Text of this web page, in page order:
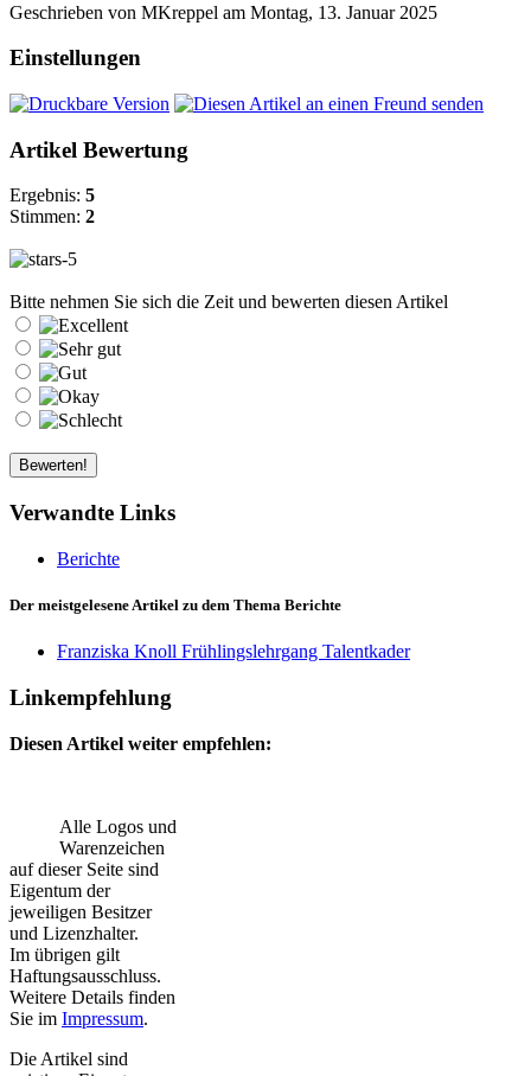
Geschrieben von MKreppel am Montag, 13. Januar 2025
Einstellungen
Artikel Bewertung
Ergebnis: 5
Stimmen: 2
Bitte nehmen Sie sich die Zeit und bewerten diesen Artikel
Verwandte Links
Berichte
Der meistgelesene Artikel zu dem Thema Berichte
Franziska Knoll Frühlingslehrgang Talentkader
Linkempfehlung
Diesen Artikel weiter empfehlen:
Alle Logos und
Warenzeichen
auf dieser Seite sind
Eigentum der
jeweiligen Besitzer
und Lizenzhalter.
Im übrigen gilt
Haftungsausschluss.
Weitere Details finden
Sie im Impressum.
Die Artikel sind